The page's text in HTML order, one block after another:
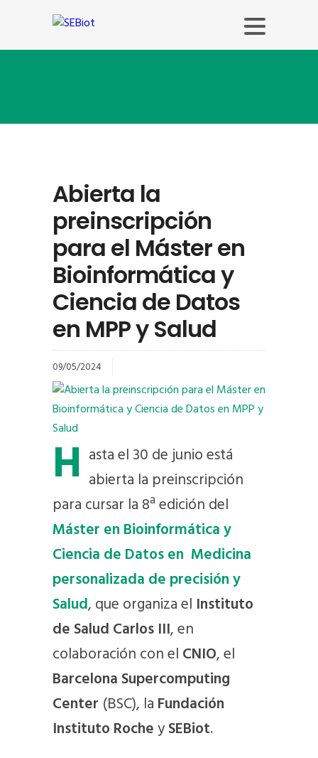
Abierta la
preinscripción
para el Máster en
Bioinformática y
Ciencia de Datos
en MPP y Salud
09/05/2024
H asta el 30 de junio está
abierta la preinscripción
para cursar la 8ª edición del
Máster en Bioinformática y
Ciencia de Datos en Medicina
personalizada de precisión y
Salud, que organiza el Instituto
de Salud Carlos III, en
colaboración con el CNIO, el
Barcelona Supercomputing
Center (BSC), la Fundación
Instituto RocheySEBiot.